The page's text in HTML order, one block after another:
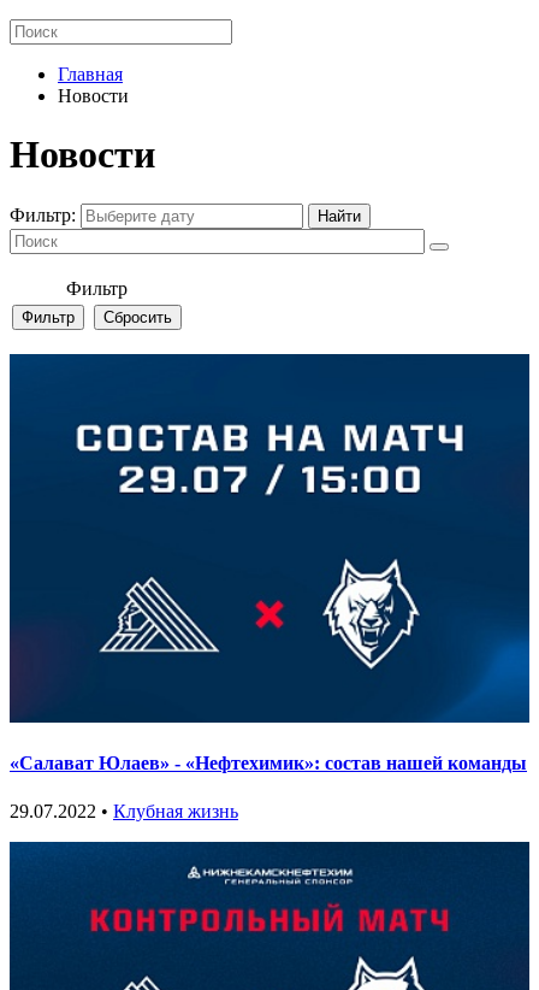
Главная
Новости
Новости
Фильтр:
Фильтр
«Салават Юлаев» - «Нефтехимик»: состав нашей команды
29.07.2022 • Клубная жизнь